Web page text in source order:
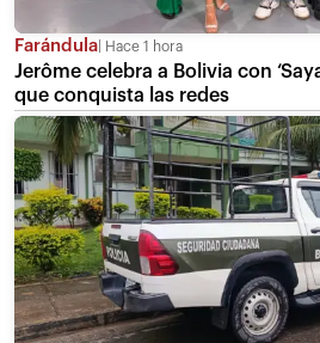
Farándula Hace 1 hora
Jerôme celebra a Bolivia con
que conquista las redes